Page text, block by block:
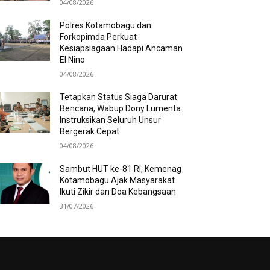
04/08/2026
Polres Kotamobagu dan
Forkopimda Perkuat
Kesiapsiagaan Hadapi Ancaman
El Nino
04/08/2026
Tetapkan Status Siaga Darurat
Bencana, Wabup Dony Lumenta
Instruksikan Seluruh Unsur
Bergerak Cepat
04/08/2026
Sambut HUT ke-81 RI, Kemenag
Kotamobagu Ajak Masyarakat
Ikuti Zikir dan Doa Kebangsaan
31/07/2026